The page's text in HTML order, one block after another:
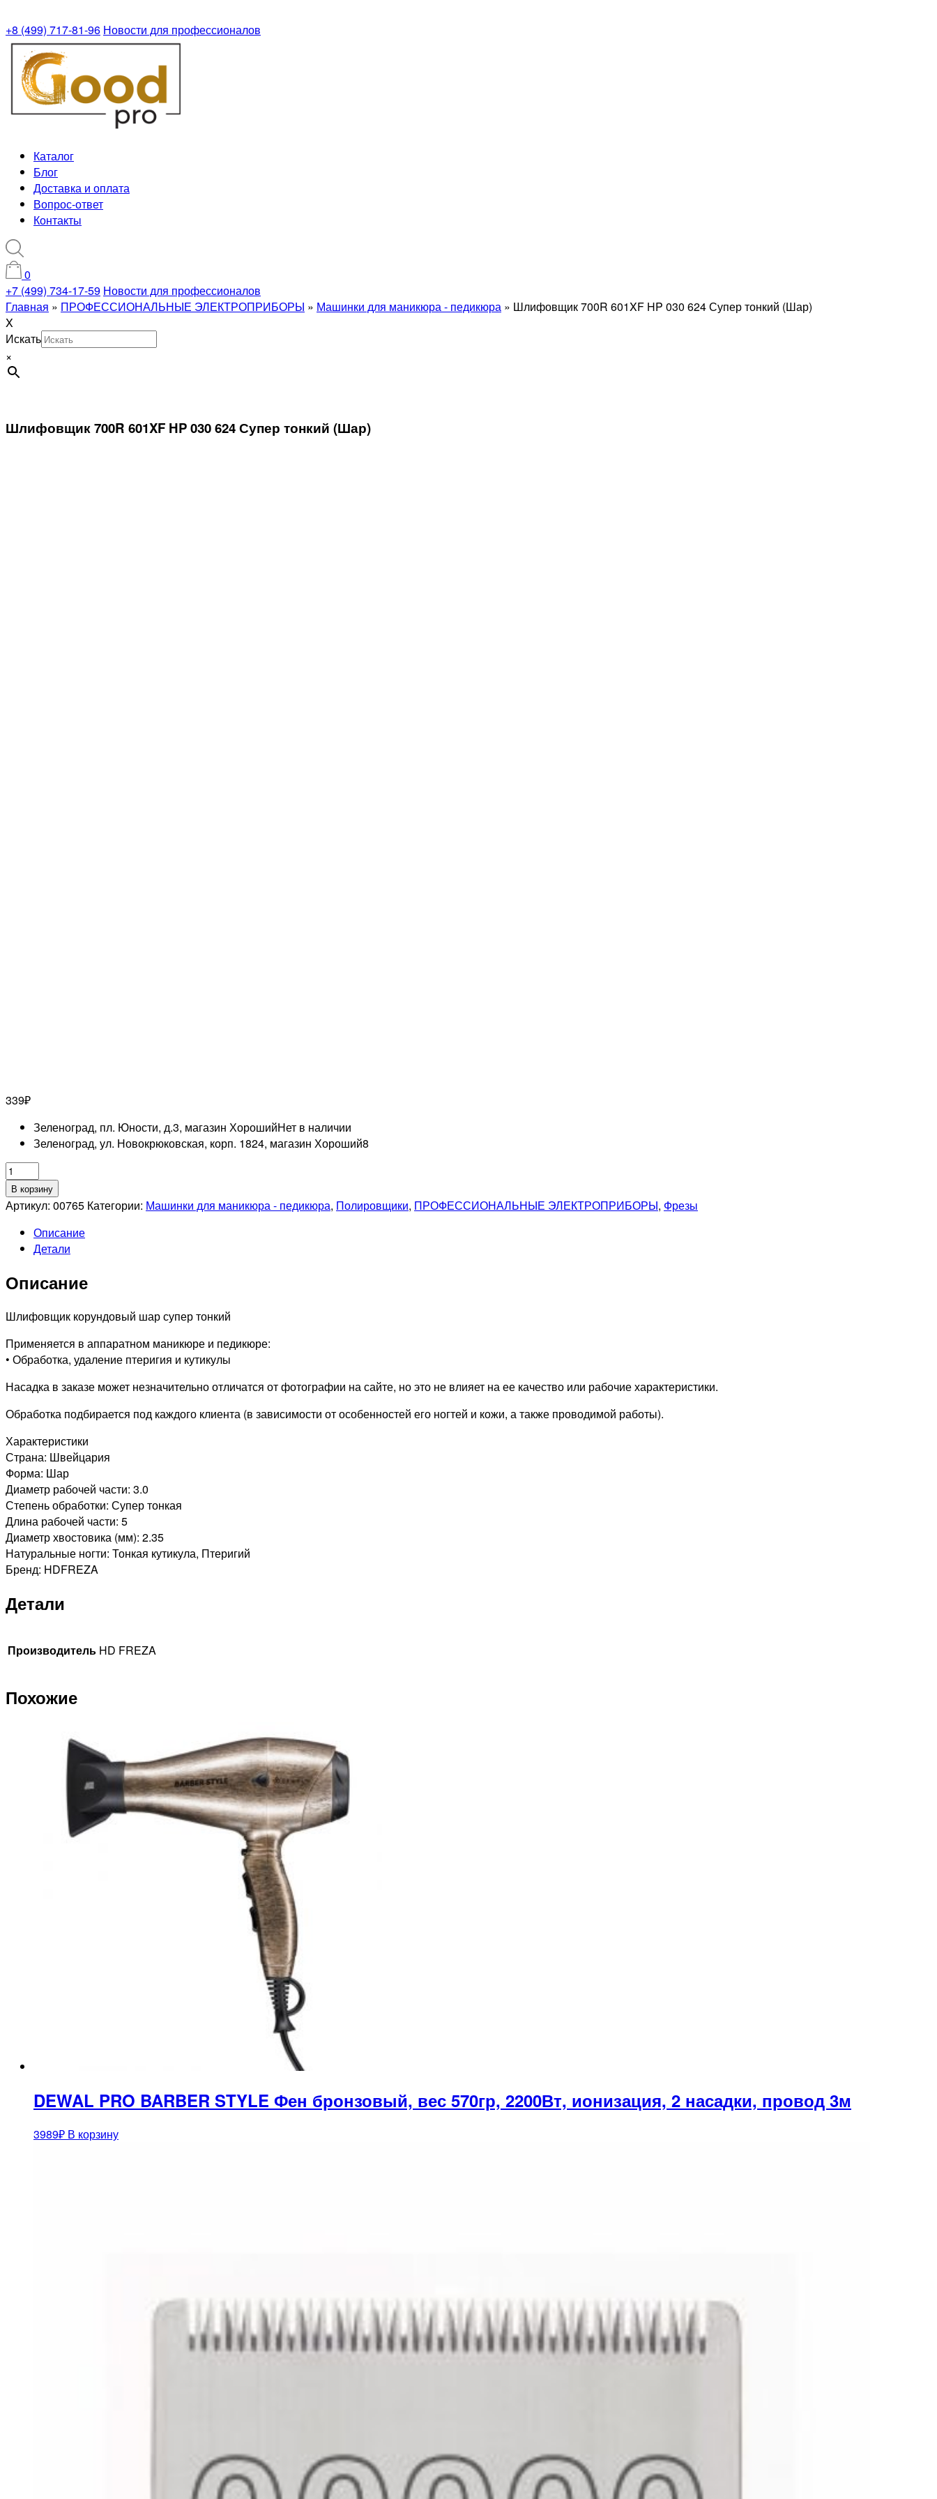
+8 (499) 717-81-96 Новости для профессионалов
Каталог
Блог
Доставка и оплата
Вопрос-ответ
Контакты
0
+7 (499) 734-17-59 Новости для профессионалов
Главная » ПРОФЕССИОНАЛЬНЫЕ ЭЛЕКТРОПРИБОРЫ » Машинки для маникюра - педикюра » Шлифовщик 700R 601XF HP 030 624 Супер тонкий (Шар)
X
Искать
×
Шлифовщик 700R 601XF HP 030 624 Супер тонкий (Шар)
339₽
Зеленоград, пл. Юности, д.3, магазин ХорошийНет в наличии
Зеленоград, ул. Новокрюковская, корп. 1824, магазин Хороший8
Количество
товара
Шлифовщик
601XF
HP
624
тонкий
В корзину
Артикул: 00765 Категории: Машинки для маникюра - педикюра, Полировщики, ПРОФЕССИОНАЛЬНЫЕ ЭЛЕКТРОПРИБОРЫ, Фрезы
Описание
Детали
Описание
Шлифовщик корундовый шар супер тонкий
Применяется в аппаратном маникюре и педикюре:
• Обработка, удаление птеригия и кутикулы
Насадка в заказе может незначительно отличатся от фотографии на сайте, но это не влияет на ее качество или рабочие характеристики.
Обработка подбирается под каждого клиента (в зависимости от особенностей его ногтей и кожи, а также проводимой работы).
Характеристики
Страна: Швейцария
Форма: Шар
Диаметр рабочей части: 3.0
Степень обработки: Супер тонкая
Длина рабочей части: 5
Диаметр хвостовика (мм): 2.35
Натуральные ногти: Тонкая кутикула, Птеригий
Бренд: HDFREZA
Детали
Производитель HD FREZA
Похожие
DEWAL PRO BARBER STYLE Фен бронзовый, вес 570гр, 2200Вт, ионизация, 2 насадки, провод 3м
3989₽ В корзину